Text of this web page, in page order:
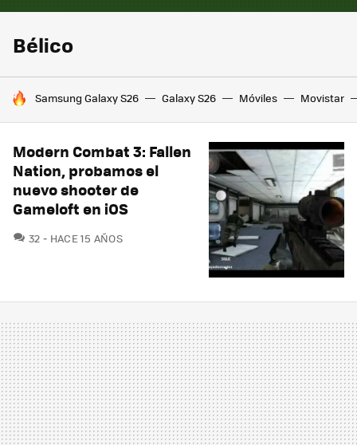
Bélico
HOY SE HABLA DE
Samsung Galaxy S26 Galaxy S26 Móviles Movistar
Modern Combat 3: Fallen
Nation, probamos el
nuevo shooter de
Gameloft en iOS
32 COMENTARIOS
HACE 15 AÑOS